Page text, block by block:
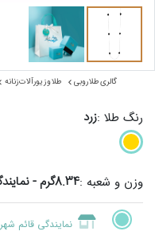
تماس با ما
گالری طلا روبی طلا و زیورآلات زنانه
رنگ طلا :زرد
وزن و شعبه :8.34گرم - نمایندگی قائم شهر
نمایندگی قائم شهر